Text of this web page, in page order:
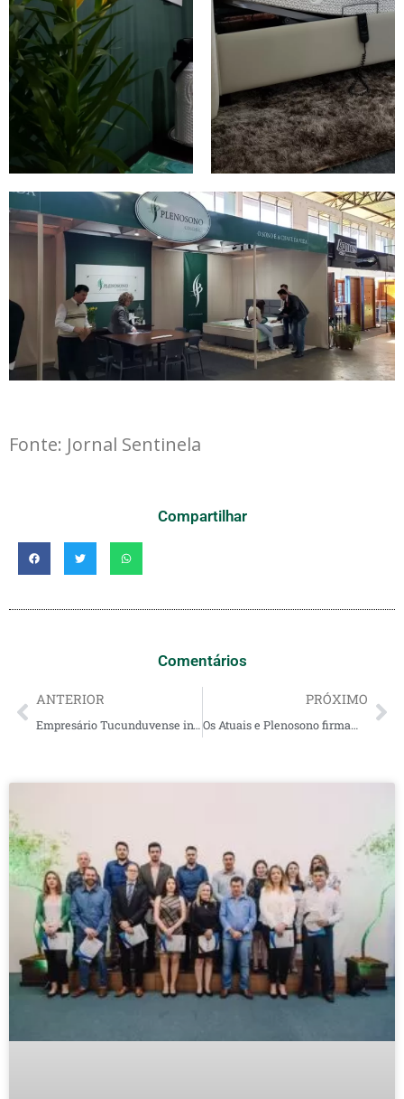
Fonte: Jornal Sentinela
Compartilhar
Comentários
ANTERIOR
Empresário Tucunduvense investe em fábrica de colchões em Nova Petrópolis
PRÓXIMO
Os Atuais e Plenosono firmam parceria